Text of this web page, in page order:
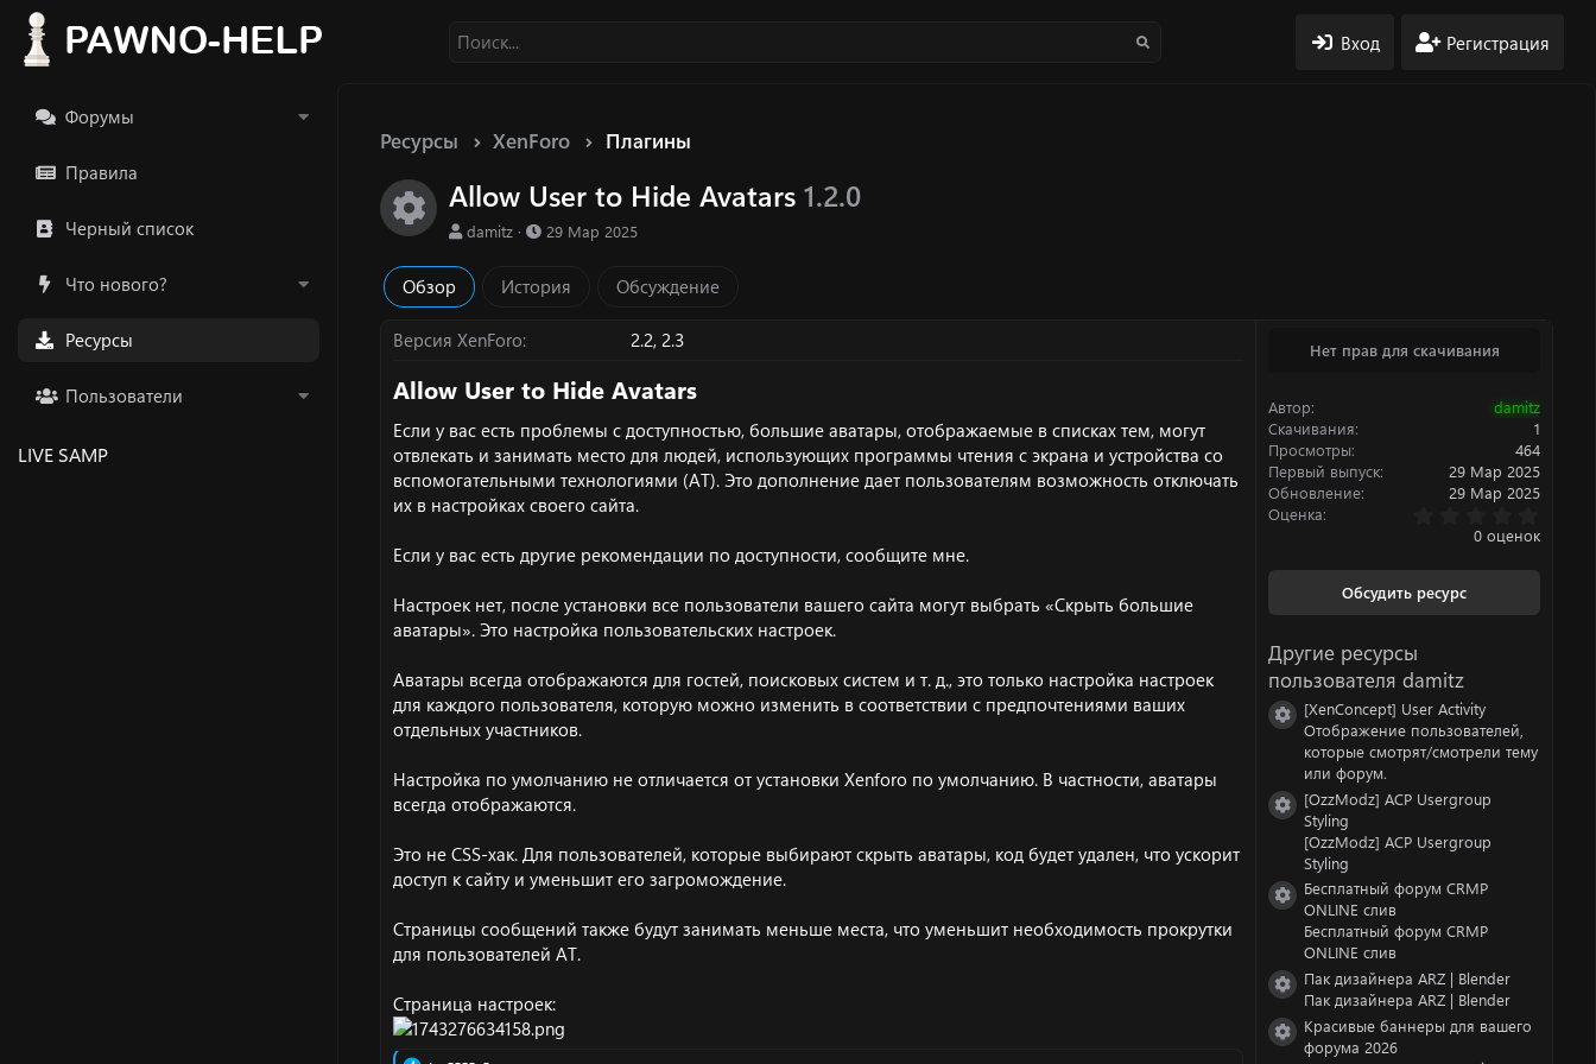
Вход Регистрация
Форумы
Правила
Черный список
Что нового?
Ресурсы
Пользователи
LIVE SAMP
Ресурсы XenForo Плагины
Иконка ресурса
Allow User to Hide Avatars 1.2.0
А
т
о
damitz
Д
а
н
и
я
29 Мар 2025
Обзор История Обсуждение
Версия XenForo 2.2 2.3
Allow User to Hide Avatars​
Если у вас есть проблемы с доступностью, большие аватары, отображаемые в списках тем, могут
отвлекать и занимать место для людей, использующих программы чтения с экрана и устройства со
вспомогательными технологиями (AT). Это дополнение дает пользователям возможность отключать
их в настройках своего сайта.
Если у вас есть другие рекомендации по доступности, сообщите мне.
Настроек нет, после установки все пользователи вашего сайта могут выбрать «Скрыть большие
аватары». Это настройка пользовательских настроек.
Аватары всегда отображаются для гостей, поисковых систем и т. д., это только настройка настроек
для каждого пользователя, которую можно изменить в соответствии с предпочтениями ваших
отдельных участников.
Настройка по умолчанию не отличается от установки Xenforo по умолчанию. В частности, аватары
всегда отображаются.
Это не CSS-хак. Для пользователей, которые выбирают скрыть аватары, код будет удален, что ускорит
доступ к сайту и уменьшит его загромождение.
Страницы сообщений также будут занимать меньше места, что уменьшит необходимость прокрутки
для пользователей AT.
Страница настроек:
Нет прав для скачивания
Автор
damitz
Скачивания
1
Просмотры
464
Первый выпуск
29 Мар 2025
Обновление
29 Мар 2025
Оценка
.
0
0 оценок
Обсудить ресурс
Другие ресурсы
пользователя damitz
Иконка ресурса
[XenConcept] User Activity
Отображение пользователей,
которые смотрят/смотрели тему
или форум.
Иконка ресурса
[OzzModz] ACP Usergroup
Styling
[OzzModz] ACP Usergroup
Styling
Иконка ресурса
Бесплатный форум CRMP
ONLINE слив
Бесплатный форум CRMP
ONLINE слив
Иконка ресурса
Пак дизайнера ARZ | Blender
Пак дизайнера ARZ | Blender
Иконка ресурса
Красивые баннеры для вашего
форума 2026